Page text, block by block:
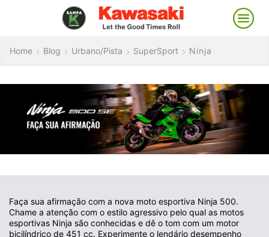
Home Blog Urbano/Pista SuperSport Ninja
Faça sua afirmação com a nova moto esportiva Ninja 500.
Chame a atenção com o estilo agressivo pelo qual as motos
esportivas Ninja são conhecidas e dê o tom com um motor
bicilíndrico de 451 cc. Experimente o lendário desempenho